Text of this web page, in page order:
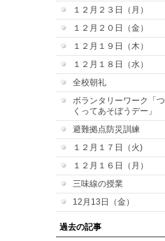
１２月２３日（月）
１２月２０日（金）
１２月１９日（木）
１２月１８日（水）
全校朝礼
ボランタリーワーク「つ
くってあそぼうデー」
避難拠点防災訓練
１２月１７日（火)
１２月１６日（月）
三味線の授業
12月13日（金）
過去の記事